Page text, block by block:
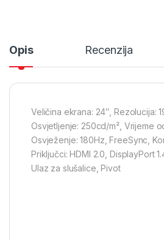
Opis Recenzija
Veličina ekrana: 24″, Rezolucija:
Osvjetljenje: 250cd/m², Vrijeme
Osvježenje: 180Hz, FreeSync,
Priključci: HDMI 2.0, DisplayPort
Ulaz za slušalice, Pivot